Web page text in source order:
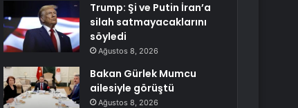
Trump: Şi ve Putin İran’a
silah satmayacaklarını
söyledi
Ağustos 8, 2026
Bakan Gürlek Mumcu
ailesiyle görüştü
Ağustos 8, 2026